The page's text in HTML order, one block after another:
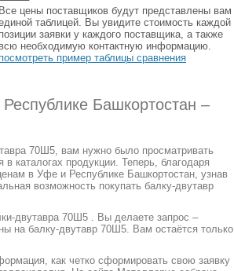
Все цены поставщиков будут представлены вам
таблицей. Вы увидите стоимость каждой
позиции заявки у каждого поставщика, а также
всю необходимую контактную информацию.
посмотреть пример таблицы сравнения
Башкортостан –
70Ш5, вам нужно было просматривать
каталогах продукции. Теперь, благодаря
в Уфе и Республике Башкортостан, узнав
возможность покупать балку-двутавр
двутавра 70Ш5 . Вы делаете запрос –
на балку-двутавр 70Ш5. Вам остаётся только
как четко сформировать свою заявку